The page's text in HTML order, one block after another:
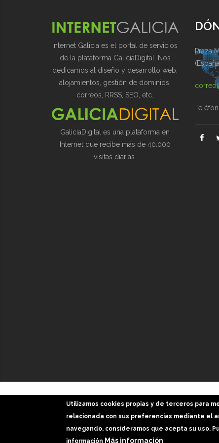
Internet Galicia es el portal de servicios
de la plataforma GaliciaDigital. Nos
dedicamos al diseño y desarrollo web,
alojamientos, gestión de dominios,
correos, RRSS, SEO, etc.
GaliciaDigital es una plataforma en
Internet que recibe más de 40.000
visitas diarias.
Praza
GaliciaDigital 2019-2026
Aviso Legal
Política de Privacidad - Política Cookies
Imágenes slider: Freepik
Utilizamos cookies propias y de terceros para
relacionada con sus preferencias mediante el
navegando, consideramos que acepta su uso.
información Más información